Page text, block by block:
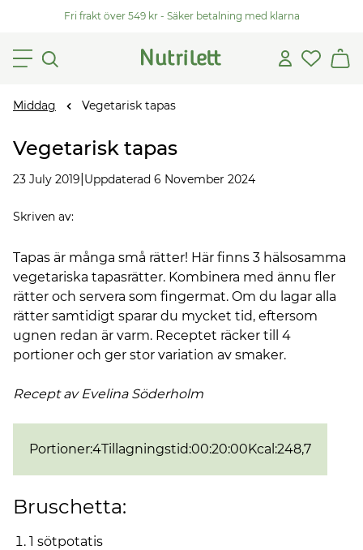
Fri frakt över 549 kr - Säker betalning med klarna
Middag Vegetarisk tapas
Vegetarisk tapas
23 July 2019 Uppdaterad 6 November 2024
Skriven av:
Tapas är många små rätter! Här finns 3 hälsosamma
vegetariska tapasrätter. Kombinera med ännu fler
rätter och servera som fingermat. Om du lagar alla
rätter samtidigt sparar du mycket tid, eftersom
ugnen redan är varm. Receptet räcker till 4
portioner och ger stor variation av smaker.
Recept av Evelina Söderholm
Portioner:4Tillagningstid:00:20:00Kcal :248,7
Bruschetta:
1 sötpotatis